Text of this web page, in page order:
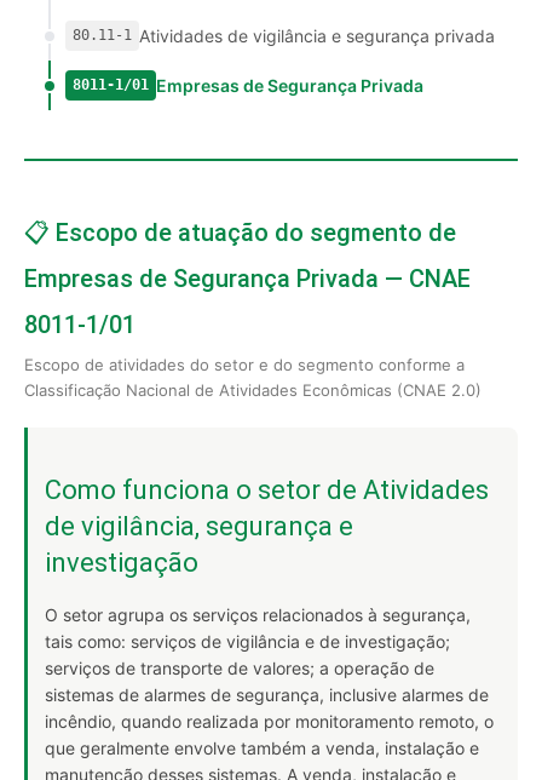
80.11-1 Atividades de vigilância e segurança privada
8011-1/01 Empresas de Segurança Privada
📋 Escopo de atuação do segmento de
Empresas de Segurança Privada — CNAE
8011-1/01
Escopo de atividades do setor e do segmento conforme a
Classificação Nacional de Atividades Econômicas (CNAE 2.0)
Como funciona o setor de Atividades
de vigilância, segurança e
investigação
O setor agrupa os serviços relacionados à segurança,
tais como: serviços de vigilância e de investigação;
serviços de transporte de valores; a operação de
sistemas de alarmes de segurança, inclusive alarmes de
incêndio, quando realizada por monitoramento remoto, o
que geralmente envolve também a venda, instalação e
manutenção desses sistemas. A venda, instalação e